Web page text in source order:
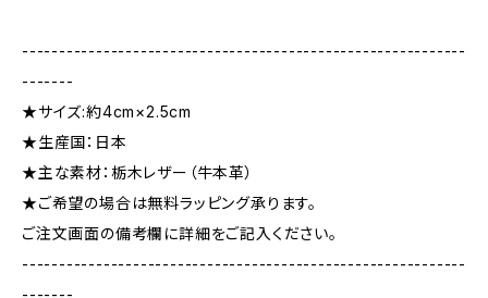
------------------------------------------------------------
-------
★サイズ:約4cm×2.5cm
★生産国：日本
★主な素材：栃木レザー（牛本革）
★ご希望の場合は無料ラッピング承ります。
ご注文画面の備考欄に詳細をご記入ください。
------------------------------------------------------------
-------